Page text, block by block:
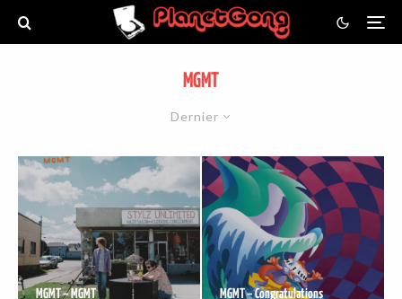
MGMT
Dernier
MGMT – MGMT MGMT – Congratulations